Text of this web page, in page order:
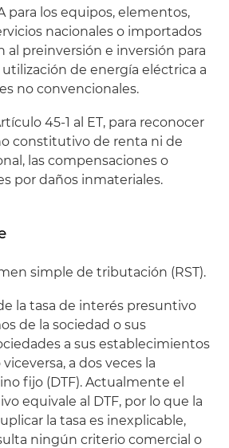
para los equipos, elementos,
nacionales o importados
al preinversión e inversión para
utilización de energía eléctrica a
no convencionales.
45-1 al ET, para reconocer
constitutivo de renta ni de
las compensaciones o
por daños inmateriales.
simple de tributación (RST).
la tasa de interés presuntivo
de la sociedad o sus
a sus establecimientos
a dos veces la
fijo (DTF). Actualmente el
equivale al DTF, por lo que la
la tasa es inexplicable,
ningún criterio comercial o